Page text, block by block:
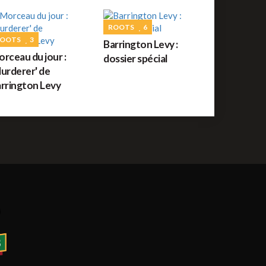
du jour : War de Bob Marley
aux auditions à l'aveugle de The Voice ce
3
du jour :
de
Levy
ROOTS 6
Barrington Levy :
dossier spécial